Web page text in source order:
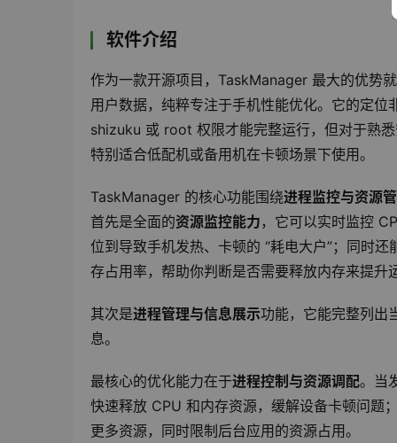
软件介绍
作为一款开源项目，TaskManager 最大的优势
用户数据，纯粹专注于手机性能优化。它的定
shizuku 或 root 权限才能完整运行，但对于熟
特别适合低配机或备用机在卡顿场景下使用。
TaskManager 的核心功能围绕进程监控与资源
首先是全面的资源监控能力 ，它可以实时监控
位到导致手机发热、卡顿的 “耗电大户”；同时
存占用率，帮助你判断是否需要释放内存来提升
其次是进程管理与信息展示功能，它能完整列出
息。
最核心的优化能力在于进程控制与资源调配。当
快速释放 CPU 和内存资源，缓解设备卡顿问题
更多资源，同时限制后台应用的资源占用。